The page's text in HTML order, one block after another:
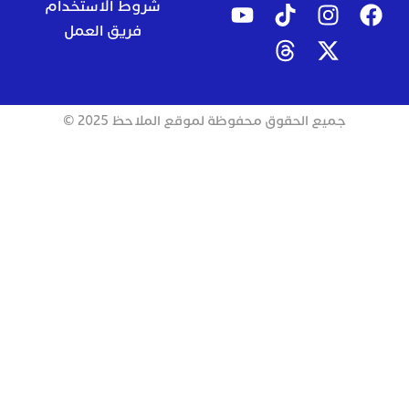
شروط الاستخدام
فريق العمل
جميع الحقوق محفوظة لموقع الملاحظ 2025 ©